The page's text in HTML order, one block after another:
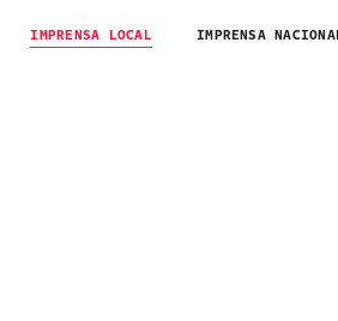
IMPRENSA LOCAL IMPRENSA